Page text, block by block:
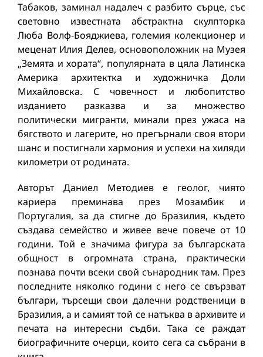
Табаков, заминал надалеч с разбито сърце, със
световно известната абстрактна скулпторка
Люба Волф-Бояджиева, големия колекционер и
меценат Илия Делев, основоположник на Музея
„Земята и хората“, популярната в цяла Латинска
Америка архитектка и художничка Доли
Михайловска. С човечност и любопитство
изданието разказва и за множество
политически мигранти, минали през ужаса на
бягството и лагерите, но прегърнали своя втори
шанс и постигнали хармония и успехи на хиляди
километри от родината.
Авторът Даниел Методиев е геолог, чиято
кариера преминава през Мозамбик и
Португалия, за да стигне до Бразилия, където
създава семейство и живее вече повече от 10
години. Той е значима фигура за българската
общност в огромната страна, практически
познава почти всеки свой сънародник там. През
последните няколко години с него се свързват
българи, търсещи свои далечни родственици в
Бразилия, а и самият той се натъква в архивите и
печата на интересни съдби. Така се раждат
биографичните очерци, които сега са събрани в